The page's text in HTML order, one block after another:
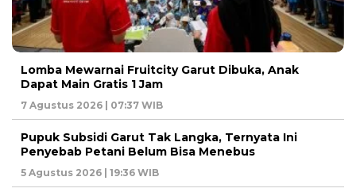
Lomba Mewarnai Fruitcity Garut Dibuka, Anak
Dapat Main Gratis 1 Jam
7 Agustus 2026 | 07:37 WIB
Pupuk Subsidi Garut Tak Langka, Ternyata Ini
Penyebab Petani Belum Bisa Menebus
5 Agustus 2026 | 19:36 WIB